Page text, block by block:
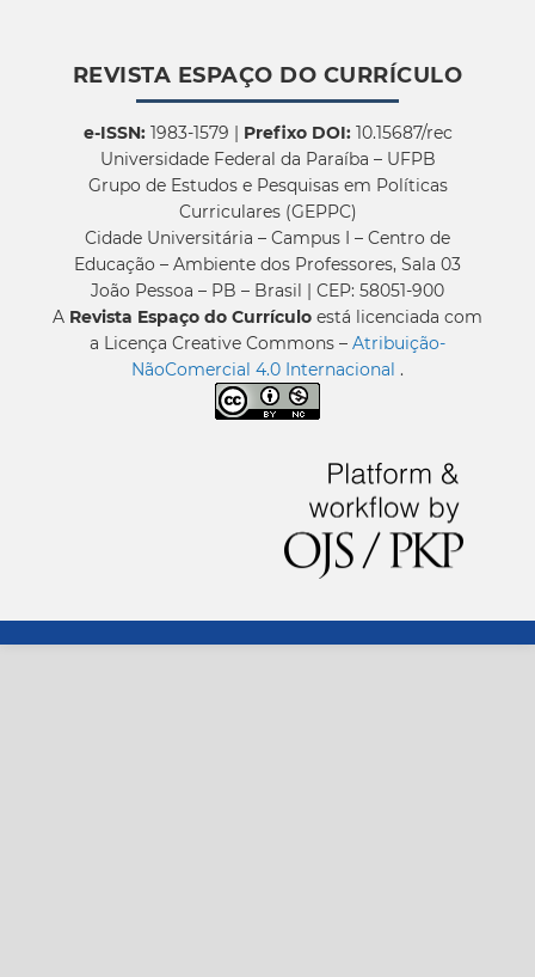
REVISTA ESPAÇO DO CURRÍCULO
e-ISSN:1983-1579 | Prefixo DOI:10.15687/rec
Universidade Federal da Paraíba – UFPB
Grupo de Estudos e Pesquisas em Políticas
Curriculares (GEPPC)
Cidade Universitária – Campus I – Centro de
Educação – Ambiente dos Professores, Sala 03
João Pessoa – PB – Brasil | CEP: 58051-900
A Revista Espaço do Currículo está licenciada com
a Licença Creative Commons – Atribuição-
NãoComercial 4.0 Internacional .